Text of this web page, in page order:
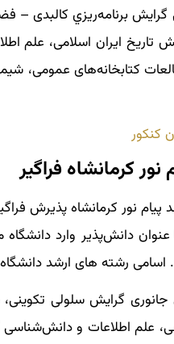
گرايش برنامه‌ريزي کالبدی
تاریخ ایران اسلامی،
کتابخانه‌های عمومی،
کنکور
کرمانشاه فراگیر
نور کرمانشاه پذیرش
دانش‌پذیر وارد
رشته های ارشد
گرایش سلولی تکوینی،
علم اطلاعات و